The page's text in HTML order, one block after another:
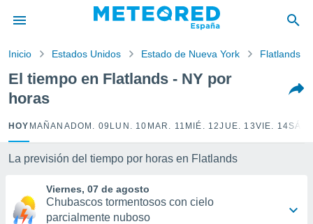
por
para
la
calidad.
a este
las
y
forma
Inicio Estados Unidos Estado de Nueva York Flatlands
El tiempo en Flatlands - NY por
horas
HOY MAÑANA DOM. 09 LUN. 10 MAR. 11 MIÉ. 12JUE. 13VIE. 14
La previsión del tiempo por horas en Flatlands
Viernes, 07 de agosto
Chubascos tormentosos con cielo
parcialmente nuboso